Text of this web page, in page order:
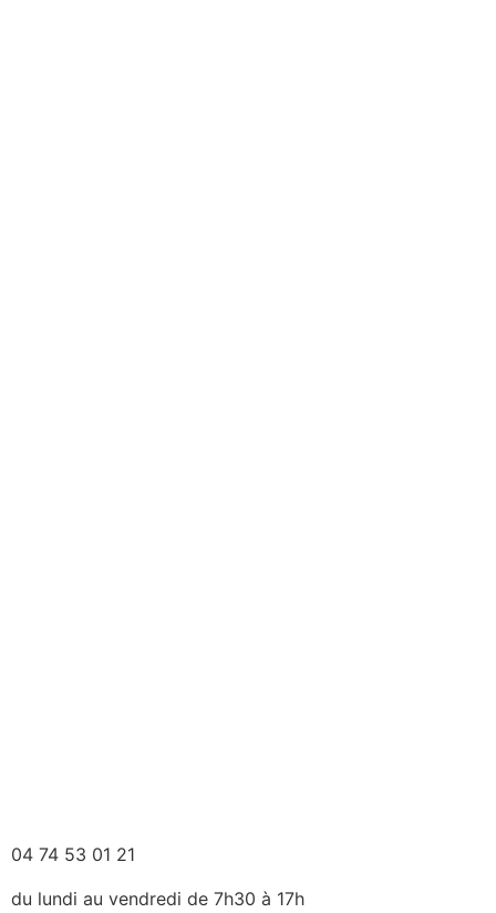
04 74 53 01 21
du lundi au vendredi de 7h30 à 17h